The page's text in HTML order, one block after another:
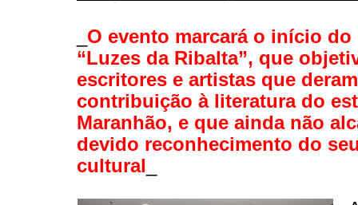
O evento marcará o início
“Luzes da Ribalta”, que
escritores e artistas que
contribuição à literatura do
Maranhão, e que ainda não
devido reconhecimento do
cultural